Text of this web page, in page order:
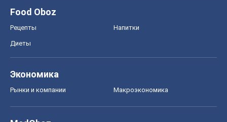
Food Oboz
Рецепты Напитки
Диеты
Экономика
Рынки и компании Mакроэкономика